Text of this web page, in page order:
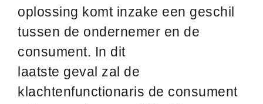
oplossing komt inzake een geschil
tussen de ondernemer en de
consument. In dit
laatste geval zal de
klachtenfunctionaris de consument